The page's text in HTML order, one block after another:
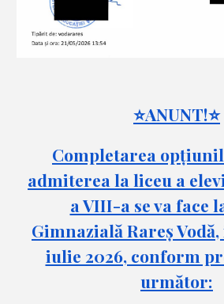
⭐ANUNT!⭐
Completarea
admiterea la liceu a
a VIII-a se va face
Gimnazială Rareș
iulie 2026, conform
următor: